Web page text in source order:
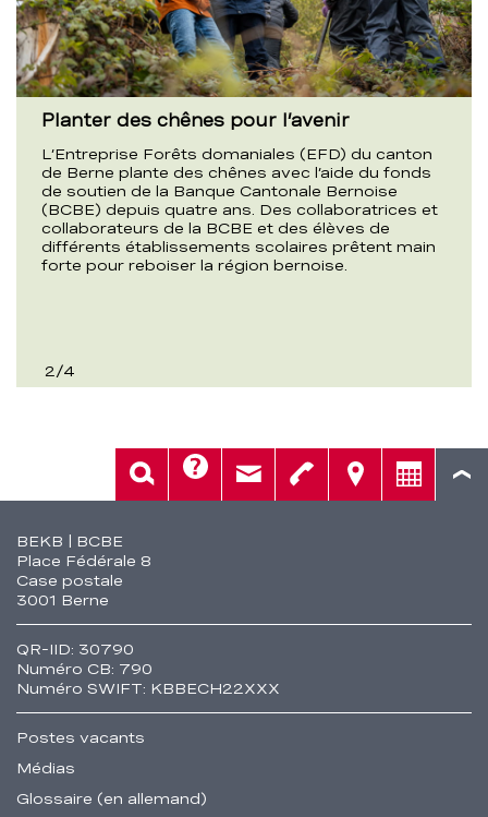
Planter des chênes pour l’avenir
L’Entreprise Forêts domaniales (EFD) du canton
de Berne plante des chênes avec l’aide du fonds
de soutien de la Banque Cantonale Bernoise
(BCBE) depuis quatre ans. Des collaboratrices et
collaborateurs de la BCBE et des élèves de
différents établissements scolaires prêtent main
forte pour reboiser la région bernoise.
2/4
Fusszeile
BEKB | BCBE
Place Fédérale 8
Case postale
3001 Berne
QR-IID: 30790
Numéro CB: 790
Numéro SWIFT: KBBECH22XXX
Postes vacants
Médias
Glossaire (en allemand)